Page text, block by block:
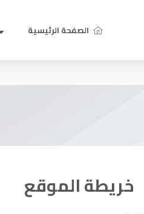
الصفحة الرئيسية
خريطة الموقع